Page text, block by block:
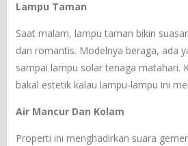
Lampu Taman
Saat malam, lampu taman bikin
dan romantis. Modelnya beraga, ada
sampai lampu solar tenaga matahari.
bakal estetik kalau lampu-lampu ini
Air Mancur Dan Kolam
Properti ini menghadirkan suara